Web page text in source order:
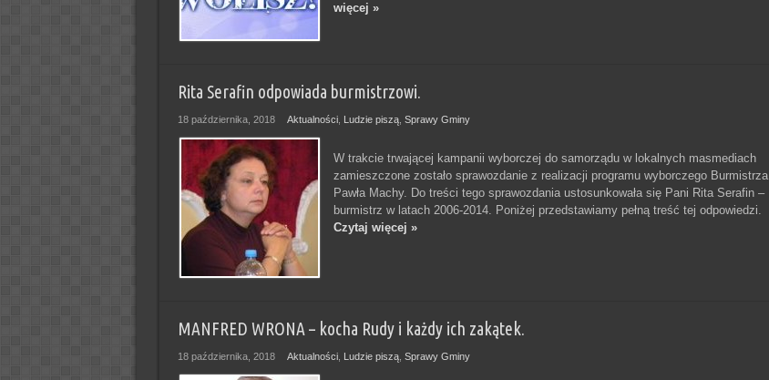
więcej »
Rita Serafin odpowiada burmistrzowi.
18 października, 2018 Aktualności, Ludzie piszą, Sprawy Gminy
W trakcie trwającej kampanii wyborczej do samorządu w lokalnych masmediach
zamieszczone zostało sprawozdanie z realizacji programu wyborczego Burmistrza
Pawła Machy. Do treści tego sprawozdania ustosunkowała się Pani Rita Serafin –
burmistrz w latach 2006-2014. Poniżej przedstawiamy pełną treść tej odpowiedzi.
Czytaj więcej »
MANFRED WRONA – kocha Rudy i każdy ich zakątek.
18 października, 2018 Aktualności, Ludzie piszą, Sprawy Gminy